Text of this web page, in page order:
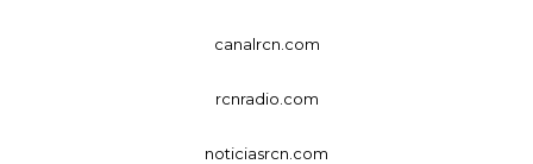
canalrcn.com
rcnradio.com
noticiasrcn.com